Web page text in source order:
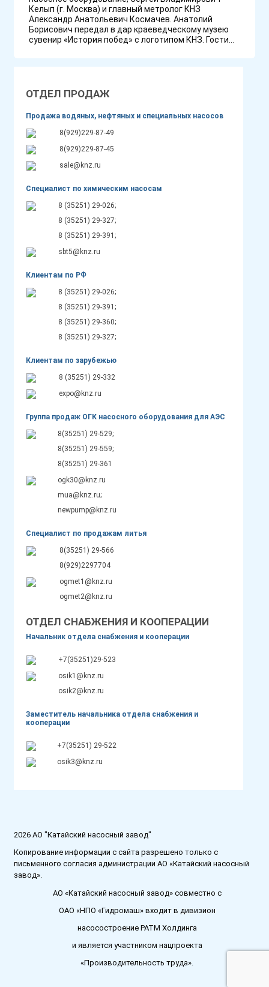
ОТДЕЛ ПРОДАЖ
Продажа водяных, нефтяных и специальных насосов
8(929)229-87-49
8(929)229-87-45
sale@knz.ru
Специалист по химическим насосам
8 (35251) 29-026;
8 (35251) 29-327;
8 (35251) 29-391;
sbt5@knz.ru
Клиентам по РФ
8 (35251) 29-026;
8 (35251) 29-391;
8 (35251) 29-360;
8 (35251) 29-327;
Клиентам по зарубежью
8 (35251) 29-332
expo@knz.ru
Группа продаж ОГК насосного оборудования для АЭС
8(35251) 29-529;
8(35251) 29-559;
8(35251) 29-361
ogk30@knz.ru
mua@knz.ru;
newpump@knz.ru
Специалист по продажам литья
8(35251) 29-566
8(929)2297704
ogmet1@knz.ru
ogmet2@knz.ru
ОТДЕЛ СНАБЖЕНИЯ И КООПЕРАЦИИ
Начальник отдела снабжения и кооперации
+7(35251)29-523
osik1@knz.ru
osik2@knz.ru
Заместитель начальника отдела снабжения и
кооперации
+7(35251) 29-522
osik3@knz.ru
Келып (г. Москва) и главный метролог КНЗ
Александр Анатольевич Космачев. Анатолий
Борисович передал в дар краеведческому музею
сувенир «История побед» с логотипом КНЗ. Гости...
2026 АО "Катайский насосный завод"
Копирование информации с сайта разрешено только с
письменного согласия администрации АО «Катайский насосный
завод».
АО «Катайский насосный завод» совместно с
ОАО «НПО «Гидромаш» входит в дивизион
насосостроение РАТМ Холдинга
и является участником нацпроекта
«Производительность труда».